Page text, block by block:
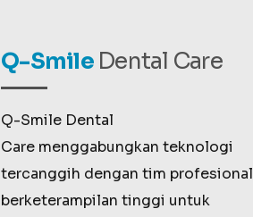
Q-Smile Dental Care
Q-Smile Dental
Care menggabungkan teknologi
tercanggih dengan tim profesional
berketerampilan tinggi untuk